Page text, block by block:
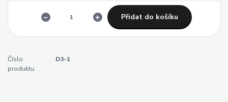
Přidat do košíku
Číslo
produktu:
D3-1